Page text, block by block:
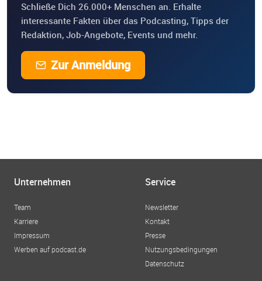
Schließe Dich 26.000+ Menschen an. Erhalte
interessante Fakten über das Podcasting, Tipps der
Redaktion, Job-Angebote, Events und mehr.
Zur Anmeldung
Unternehmen
Team
Karriere
Impressum
Werben auf podcast.de
Service
Newsletter
Kontakt
Presse
Nutzungsbedingungen
Datenschutz